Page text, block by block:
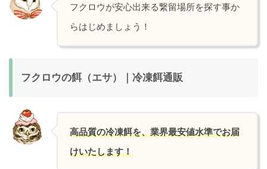
フクロウが安心出来る繋留場所を探す事か
らはじめましょう！
フクロウの餌（エサ）｜冷凍餌通販
高品質の冷凍餌を、業界最安値水準でお届
けいたします！